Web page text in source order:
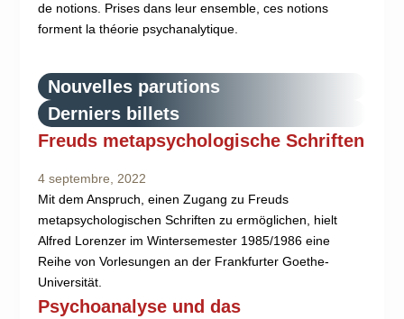
de notions. Prises dans leur ensemble, ces notions
forment la théorie psychanalytique.
Nouvelles parutions
Derniers billets
Freuds metapsychologische Schriften
4 septembre, 2022
Mit dem Anspruch, einen Zugang zu Freuds
metapsychologischen Schriften zu ermöglichen, hielt
Alfred Lorenzer im Wintersemester 1985/1986 eine
Reihe von Vorlesungen an der Frankfurter Goethe-
Universität.
Psychoanalyse und das